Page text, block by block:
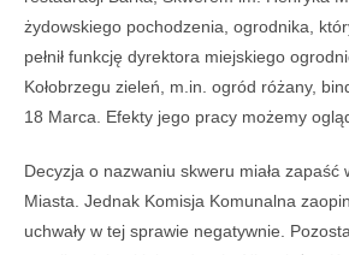
żydowskiego pochodzenia, ogrodnika,
pełnił funkcję dyrektora miejskiego
Kołobrzegu zieleń, m.in. ogród różany,
18 Marca. Efekty jego pracy możemy
Decyzja o nazwaniu skweru miała zapaść
Miasta. Jednak Komisja Komunalna
uchwały w tej sprawie negatywnie.